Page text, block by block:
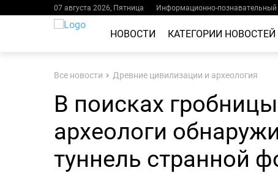
07 августа 2026, Пятница Информационно-познавательный
НОВОСТИ КАТЕГОРИИ НОВОСТЕЙ
Все новости Древние цивилизации и археология
В поисках
археологи
туннель странной